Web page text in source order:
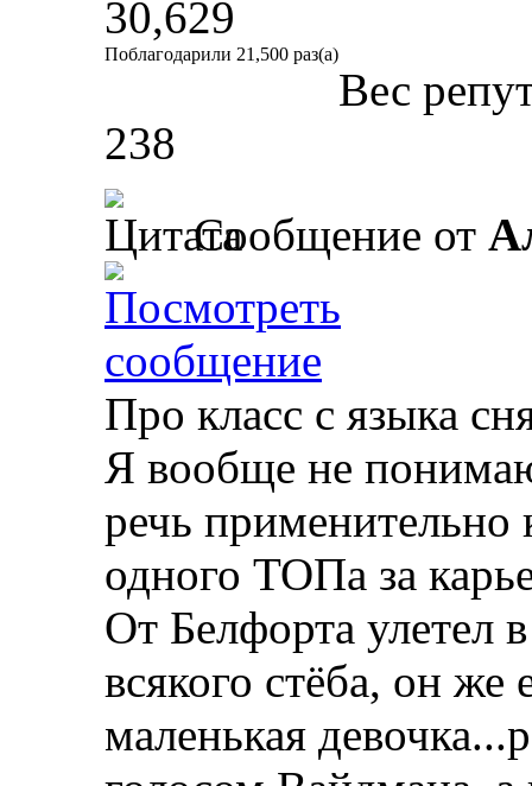
30,629
Поблагодарили 21,500 раз(а)
Вес
238
Сообщение от
Про класс с языка
Я вообще не
речь применительно
одного ТОПа за
От Белфорта улетел
всякого стёба, он же
маленькая